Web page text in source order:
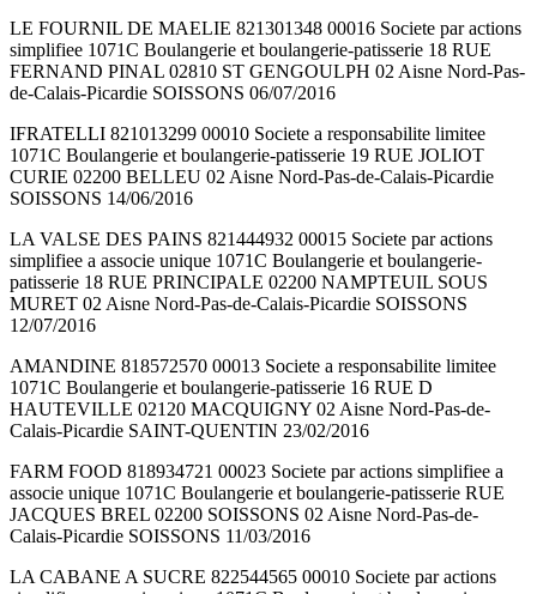
LE FOURNIL DE MAELIE 821301348 00016 Societe par actions
simplifiee 1071C Boulangerie et boulangerie-patisserie 18 RUE
FERNAND PINAL 02810 ST GENGOULPH 02 Aisne Nord-Pas-
de-Calais-Picardie SOISSONS 06/07/2016
IFRATELLI 821013299 00010 Societe a responsabilite limitee
1071C Boulangerie et boulangerie-patisserie 19 RUE JOLIOT
CURIE 02200 BELLEU 02 Aisne Nord-Pas-de-Calais-Picardie
SOISSONS 14/06/2016
LA VALSE DES PAINS 821444932 00015 Societe par actions
simplifiee a associe unique 1071C Boulangerie et boulangerie-
patisserie 18 RUE PRINCIPALE 02200 NAMPTEUIL SOUS
MURET 02 Aisne Nord-Pas-de-Calais-Picardie SOISSONS
12/07/2016
AMANDINE 818572570 00013 Societe a responsabilite limitee
1071C Boulangerie et boulangerie-patisserie 16 RUE D
HAUTEVILLE 02120 MACQUIGNY 02 Aisne Nord-Pas-de-
Calais-Picardie SAINT-QUENTIN 23/02/2016
FARM FOOD 818934721 00023 Societe par actions simplifiee a
associe unique 1071C Boulangerie et boulangerie-patisserie RUE
JACQUES BREL 02200 SOISSONS 02 Aisne Nord-Pas-de-
Calais-Picardie SOISSONS 11/03/2016
LA CABANE A SUCRE 822544565 00010 Societe par actions